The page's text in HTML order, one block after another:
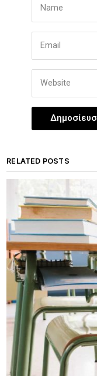
RELATED POSTS